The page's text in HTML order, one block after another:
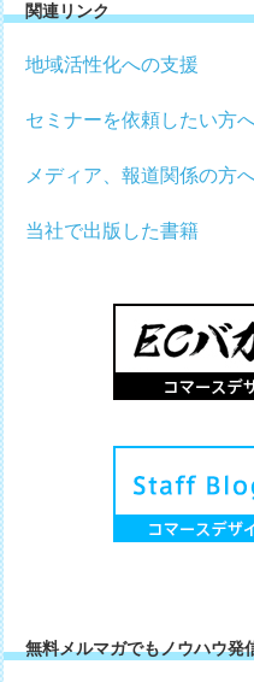
関連リンク
地域活性化への支援
セミナーを依頼したい方
メディア、報道関係の方
当社で出版した書籍
無料メルマガでもノウハウ発